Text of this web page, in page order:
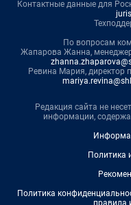
Контактные данные для
По вопросам
Жапарова Жанна,
Ревина Мария, директор
Редакция сайта не
информации,
Политика
Политика
правила